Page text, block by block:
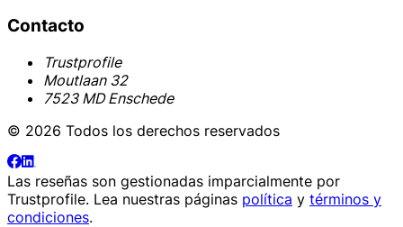
Contacto
Trustprofile
Moutlaan 32
7523 MD Enschede
© 2026 Todos los derechos reservados
Las reseñas son gestionadas imparcialmente por
Trustprofile. Lea nuestras páginas política y términos y
condiciones.